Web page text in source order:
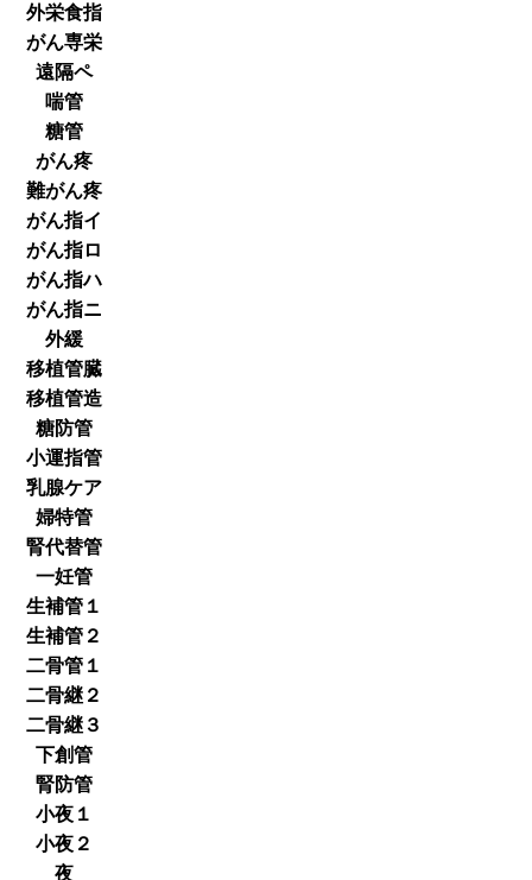
外栄食指
がん専栄
遠隔ペ
喘管
糖管
がん疼
難がん疼
がん指イ
がん指ロ
がん指ハ
がん指ニ
外緩
移植管臓
移植管造
糖防管
小運指管
乳腺ケア
婦特管
腎代替管
一妊管
生補管１
生補管２
二骨管１
二骨継２
二骨継３
下創管
腎防管
小夜１
小夜２
夜